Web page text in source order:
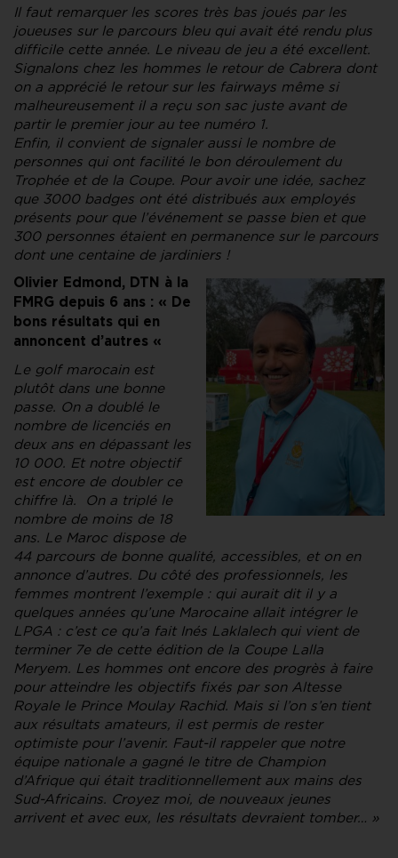
Il faut remarquer les scores très bas joués par les
joueuses sur le parcours bleu qui avait été rendu plus
difficile cette année. Le niveau de jeu a été excellent.
Signalons chez les hommes le retour de Cabrera dont
on a apprécié le retour sur les fairways même si
malheureusement il a reçu son sac juste avant de
partir le premier jour au tee numéro 1.
Enfin, il convient de signaler aussi le nombre de
personnes qui ont facilité le bon déroulement du
Trophée et de la Coupe. Pour avoir une idée, sachez
que 3000 badges ont été distribués aux employés
présents pour que l’événement se passe bien et que
300 personnes étaient en permanence sur le parcours
dont une centaine de jardiniers !
Olivier Edmond, DTN à la
FMRG depuis 6 ans : « De
bons résultats qui en
annoncent d’autres «
Le golf marocain est
plutôt dans une bonne
passe. On a doublé le
nombre de licenciés en
deux ans en dépassant les
10 000. Et notre objectif
est encore de doubler ce
chiffre là. On a triplé le
nombre de moins de 18
ans. Le Maroc dispose de
44 parcours de bonne qualité, accessibles, et on en
annonce d’autres. Du côté des professionnels, les
femmes montrent l’exemple : qui aurait dit il y a
quelques années qu’une Marocaine allait intégrer le
LPGA : c’est ce qu’a fait Inés Laklalech qui vient de
terminer 7e de cette édition de la Coupe Lalla
Meryem. Les hommes ont encore des progrès à faire
pour atteindre les objectifs fixés par son Altesse
Royale le Prince Moulay Rachid. Mais si l’on s’en tient
aux résultats amateurs, il est permis de rester
optimiste pour l’avenir. Faut-il rappeler que notre
équipe nationale a gagné le titre de Champion
d’Afrique qui était traditionnellement aux mains des
Sud-Africains. Croyez moi, de nouveaux jeunes
arrivent et avec eux, les résultats devraient tomber… »